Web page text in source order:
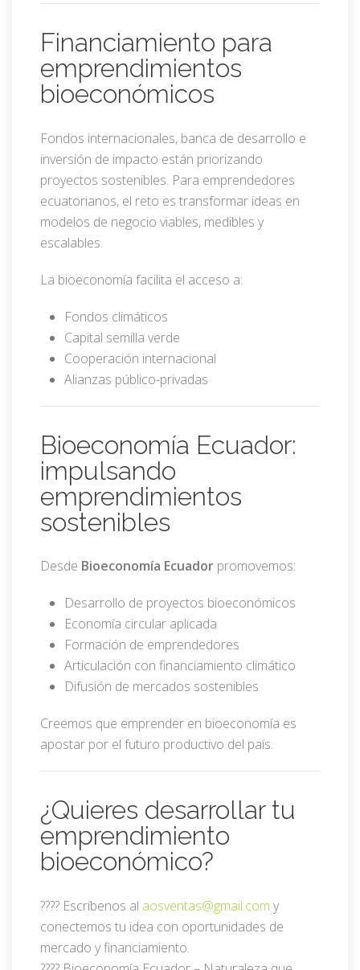
Financiamiento para
emprendimientos
bioeconómicos
Fondos internacionales, banca de desarrollo e
inversión de impacto están priorizando
proyectos sostenibles. Para emprendedores
ecuatorianos, el reto es transformar ideas en
modelos de negocio viables, medibles y
escalables.
La bioeconomía facilita el acceso a:
Fondos climáticos
Capital semilla verde
Cooperación internacional
Alianzas público-privadas
Bioeconomía Ecuador:
impulsando
emprendimientos
sostenibles
Desde Bioeconomía Ecuador promovemos:
Desarrollo de proyectos bioeconómicos
Economía circular aplicada
Formación de emprendedores
Articulación con financiamiento climático
Difusión de mercados sostenibles
Creemos que emprender en bioeconomía es
apostar por el futuro productivo del país.
¿Quieres desarrollar tu
emprendimiento
bioeconómico?
???? Escríbenos al aosventas@gmail.com y
conectemos tu idea con oportunidades de
mercado y financiamiento.